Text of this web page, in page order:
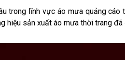
trong lĩnh vực áo mưa quảng
hiệu sản xuất áo mưa thời trang